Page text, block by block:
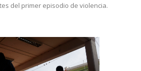
del primer episodio de violencia.